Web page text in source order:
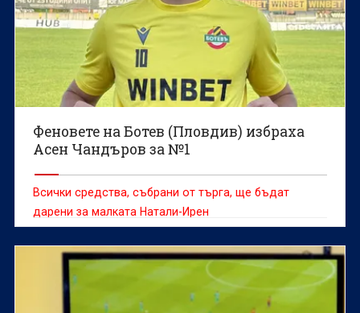
Феновете на Ботев (Пловдив) избраха
Асен Чандъров за №1
Всички средства, събрани от търга, ще бъдат
дарени за малката Натали-Ирен